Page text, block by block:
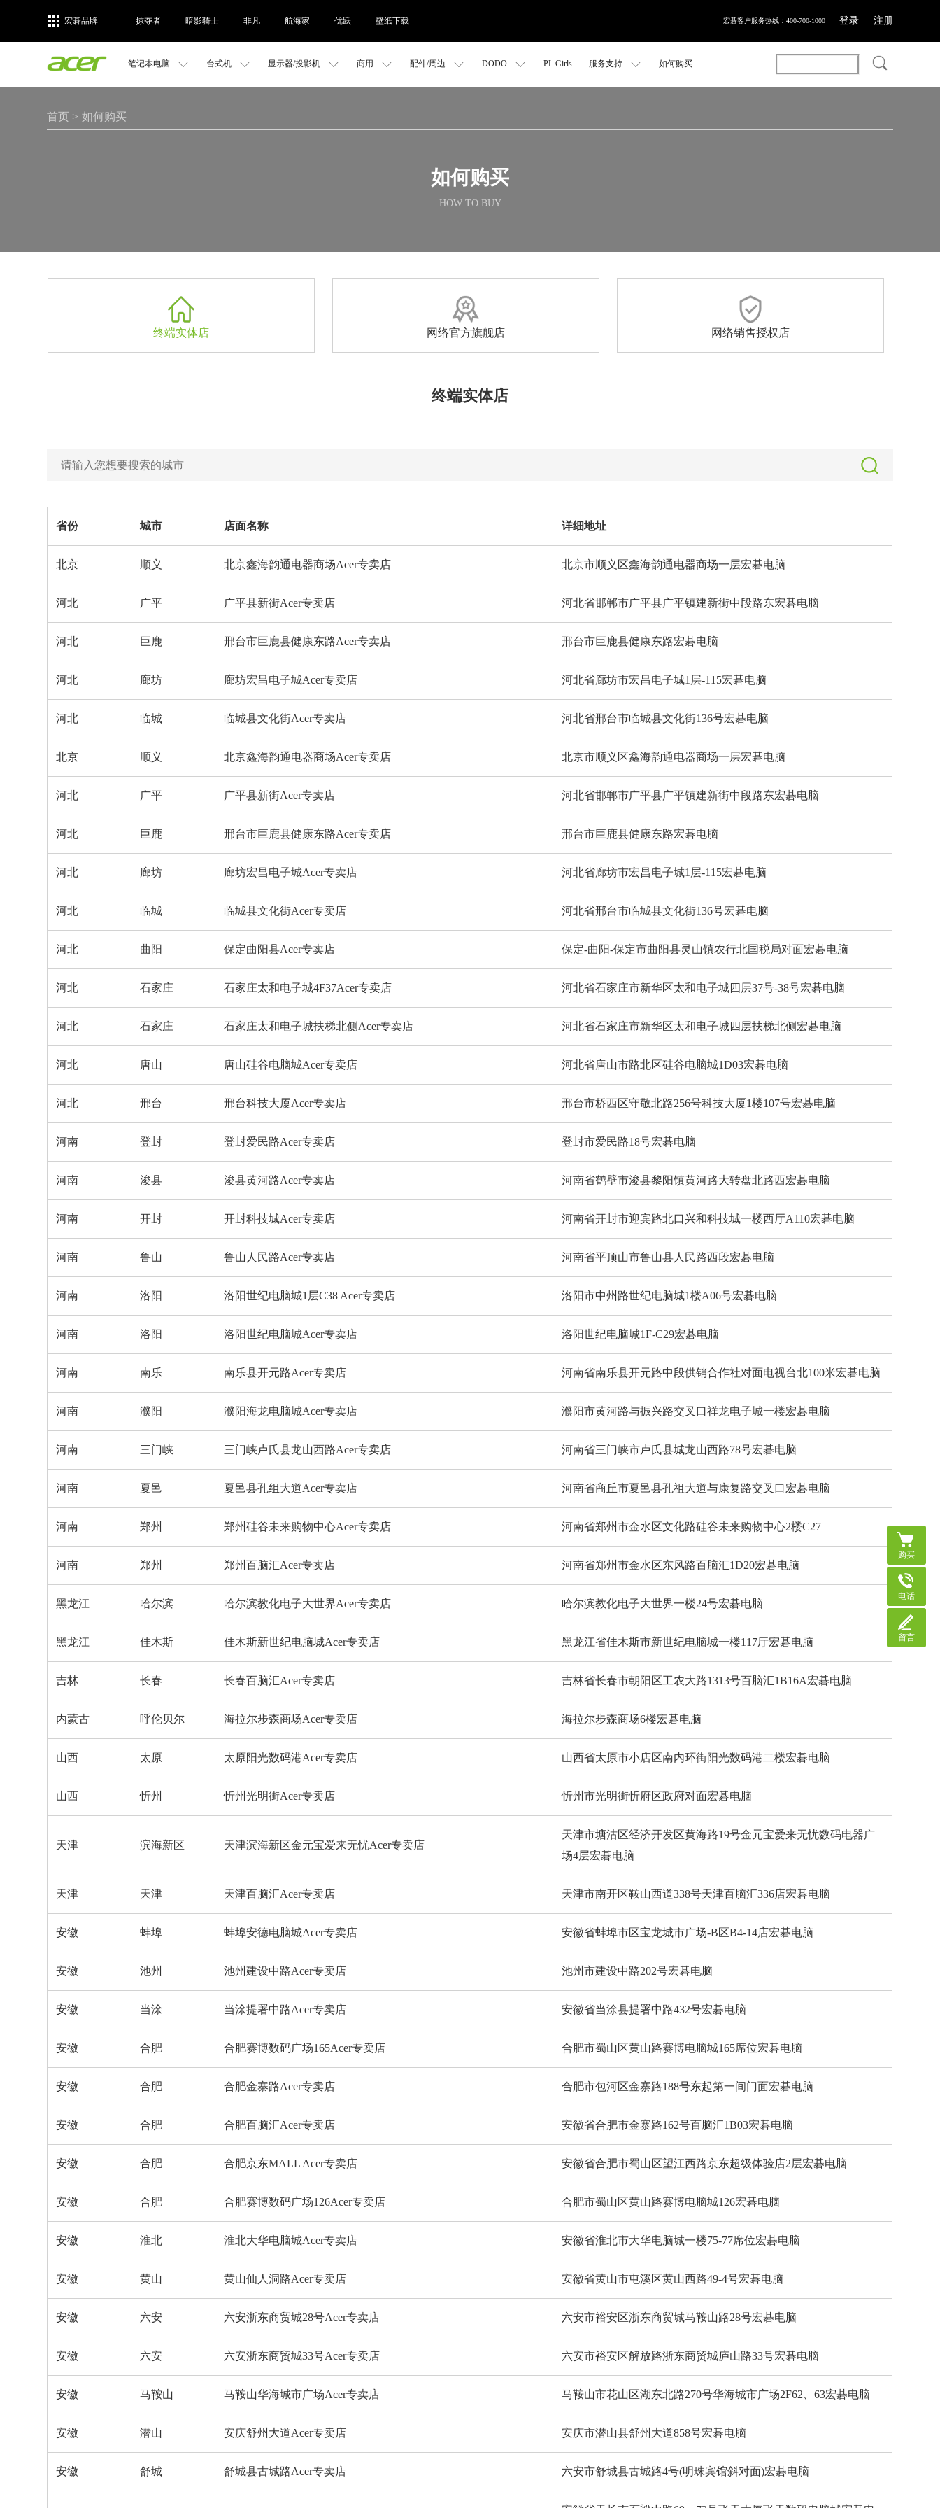
宏碁品牌 掠夺者 暗影骑士 非凡 航海家 优跃 壁纸下载 宏碁客户服务热线：400-700-1000 登录 | 注册
笔记本电脑 台式机 显示器/投影机 商用 配件/周边 DODO PL Girls 服务支持 如何购买
首页 > 如何购买
如何购买
HOW TO BUY
终端实体店 网络官方旗舰店 网络销售授权店
终端实体店
省份 城市 店面名称 详细地址
北京 顺义 北京鑫海韵通电器商场Acer专卖店 北京市顺义区鑫海韵通电器商场一层宏碁电脑
河北 广平 广平县新街Acer专卖店 河北省邯郸市广平县广平镇建新街中段路东宏碁电脑
河北 巨鹿 邢台市巨鹿县健康东路Acer专卖店 邢台市巨鹿县健康东路宏碁电脑
河北 廊坊 廊坊宏昌电子城Acer专卖店 河北省廊坊市宏昌电子城1层-115宏碁电脑
河北 临城 临城县文化街Acer专卖店 河北省邢台市临城县文化街136号宏碁电脑
北京 顺义 北京鑫海韵通电器商场Acer专卖店 北京市顺义区鑫海韵通电器商场一层宏碁电脑
河北 广平 广平县新街Acer专卖店 河北省邯郸市广平县广平镇建新街中段路东宏碁电脑
河北 巨鹿 邢台市巨鹿县健康东路Acer专卖店 邢台市巨鹿县健康东路宏碁电脑
河北 廊坊 廊坊宏昌电子城Acer专卖店 河北省廊坊市宏昌电子城1层-115宏碁电脑
河北 临城 临城县文化街Acer专卖店 河北省邢台市临城县文化街136号宏碁电脑
河北 曲阳 保定曲阳县Acer专卖店 保定-曲阳-保定市曲阳县灵山镇农行北国税局对面宏碁电脑
河北 石家庄 石家庄太和电子城4F37Acer专卖店 河北省石家庄市新华区太和电子城四层37号-38号宏碁电脑
河北 石家庄 石家庄太和电子城扶梯北侧Acer专卖店 河北省石家庄市新华区太和电子城四层扶梯北侧宏碁电脑
河北 唐山 唐山硅谷电脑城Acer专卖店 河北省唐山市路北区硅谷电脑城1D03宏碁电脑
河北 邢台 邢台科技大厦Acer专卖店 邢台市桥西区守敬北路256号科技大厦1楼107号宏碁电脑
河南 登封 登封爱民路Acer专卖店 登封市爱民路18号宏碁电脑
河南 浚县 浚县黄河路Acer专卖店 河南省鹤壁市浚县黎阳镇黄河路大转盘北路西宏碁电脑
河南 开封 开封科技城Acer专卖店 河南省开封市迎宾路北口兴和科技城一楼西厅A110宏碁电脑
河南 鲁山 鲁山人民路Acer专卖店 河南省平顶山市鲁山县人民路西段宏碁电脑
河南 洛阳 洛阳世纪电脑城1层C38 Acer专卖店 洛阳市中州路世纪电脑城1楼A06号宏碁电脑
河南 洛阳 洛阳世纪电脑城Acer专卖店 洛阳世纪电脑城1F-C29宏碁电脑
河南 南乐 南乐县开元路Acer专卖店 河南省南乐县开元路中段供销合作社对面电视台北100米宏碁电脑
河南 濮阳 濮阳海龙电脑城Acer专卖店 濮阳市黄河路与振兴路交叉口祥龙电子城一楼宏碁电脑
河南 三门峡 三门峡卢氏县龙山西路Acer专卖店 河南省三门峡市卢氏县城龙山西路78号宏碁电脑
河南 夏邑 夏邑县孔组大道Acer专卖店 河南省商丘市夏邑县孔祖大道与康复路交叉口宏碁电脑
河南 郑州 郑州硅谷未来购物中心Acer专卖店 河南省郑州市金水区文化路硅谷未来购物中心2楼C27
河南 郑州 郑州百脑汇Acer专卖店 河南省郑州市金水区东风路百脑汇1D20宏碁电脑
黑龙江 哈尔滨 哈尔滨教化电子大世界Acer专卖店 哈尔滨教化电子大世界一楼24号宏碁电脑
黑龙江 佳木斯 佳木斯新世纪电脑城Acer专卖店 黑龙江省佳木斯市新世纪电脑城一楼117厅宏碁电脑
吉林 长春 长春百脑汇Acer专卖店 吉林省长春市朝阳区工农大路1313号百脑汇1B16A宏碁电脑
内蒙古 呼伦贝尔 海拉尔步森商场Acer专卖店 海拉尔步森商场6楼宏碁电脑
山西 太原 太原阳光数码港Acer专卖店 山西省太原市小店区南内环街阳光数码港二楼宏碁电脑
山西 忻州 忻州光明街Acer专卖店 忻州市光明街忻府区政府对面宏碁电脑
天津 滨海新区 天津滨海新区金元宝爱来无忧Acer专卖店
天津市塘沽区经济开发区黄海路19号金元宝爱来无忧数码电器广
场4层宏碁电脑
天津 天津 天津百脑汇Acer专卖店 天津市南开区鞍山西道338号天津百脑汇336店宏碁电脑
安徽 蚌埠 蚌埠安德电脑城Acer专卖店 安徽省蚌埠市区宝龙城市广场-B区B4-14店宏碁电脑
安徽 池州 池州建设中路Acer专卖店 池州市建设中路202号宏碁电脑
安徽 当涂 当涂提署中路Acer专卖店 安徽省当涂县提署中路432号宏碁电脑
安徽 合肥 合肥赛博数码广场165Acer专卖店 合肥市蜀山区黄山路赛博电脑城165席位宏碁电脑
安徽 合肥 合肥金寨路Acer专卖店 合肥市包河区金寨路188号东起第一间门面宏碁电脑
安徽 合肥 合肥百脑汇Acer专卖店 安徽省合肥市金寨路162号百脑汇1B03宏碁电脑
安徽 合肥 合肥京东MALL Acer专卖店 安徽省合肥市蜀山区望江西路京东超级体验店2层宏碁电脑
安徽 合肥 合肥赛博数码广场126Acer专卖店 合肥市蜀山区黄山路赛博电脑城126宏碁电脑
安徽 淮北 淮北大华电脑城Acer专卖店 安徽省淮北市大华电脑城一楼75-77席位宏碁电脑
安徽 黄山 黄山仙人洞路Acer专卖店 安徽省黄山市屯溪区黄山西路49-4号宏碁电脑
安徽 六安 六安浙东商贸城28号Acer专卖店 六安市裕安区浙东商贸城马鞍山路28号宏碁电脑
安徽 六安 六安浙东商贸城33号Acer专卖店 六安市裕安区解放路浙东商贸城庐山路33号宏碁电脑
安徽 马鞍山 马鞍山华海城市广场Acer专卖店 马鞍山市花山区湖东北路270号华海城市广场2F62、63宏碁电脑
安徽 潜山 安庆舒州大道Acer专卖店 安庆市潜山县舒州大道858号宏碁电脑
安徽 舒城 舒城县古城路Acer专卖店 六安市舒城县古城路4号(明珠宾馆斜对面)宏碁电脑
购买
电话
留言